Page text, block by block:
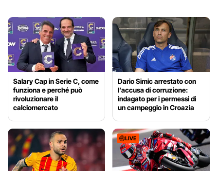
Salary Cap in Serie C, come
funziona e perché può
rivoluzionare il
calciomercato
Dario Simic arrestato con
l’accusa di corruzione:
indagato per i permessi di
un campeggio in Croazia
LIVE